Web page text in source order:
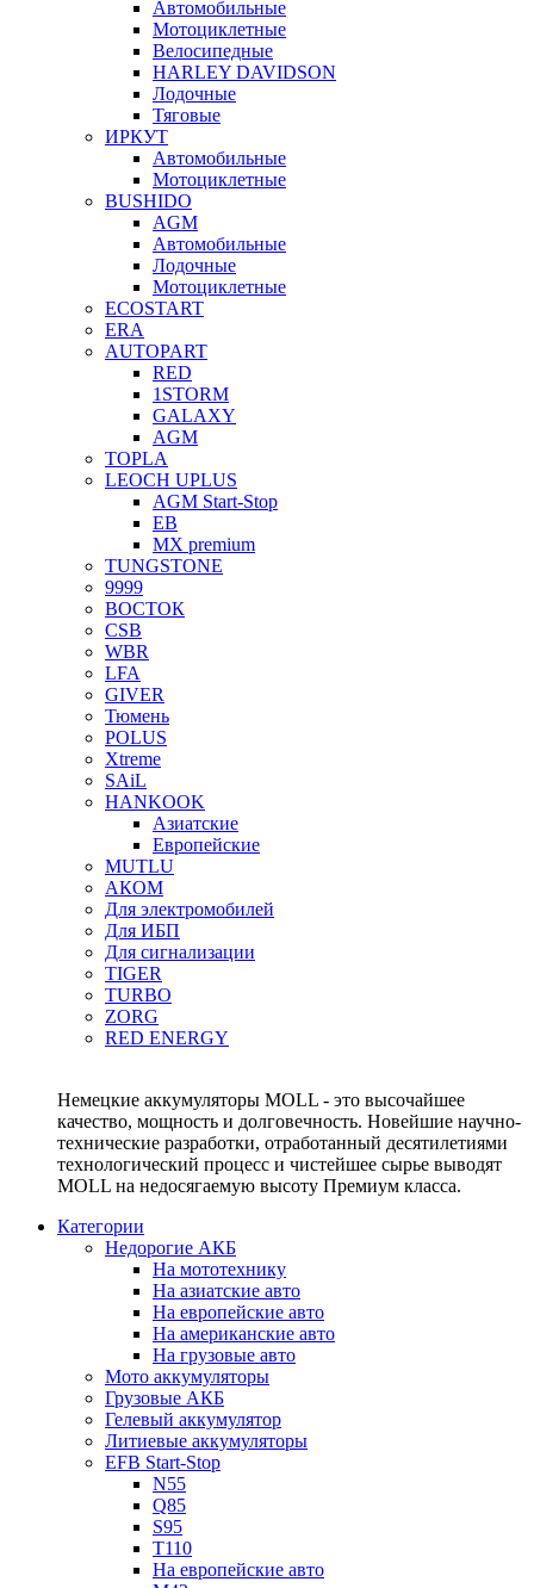
Автомобильные
Мотоциклетные
Велосипедные
HARLEY DAVIDSON
Лодочные
Тяговые
ИРКУТ
Автомобильные
Мотоциклетные
BUSHIDO
AGM
Автомобильные
Лодочные
Мотоциклетные
ECOSTART
ERA
AUTOPART
RED
1STORM
GALAXY
AGM
TOPLA
LEOCH UPLUS
AGM Start-Stop
EB
MX premium
TUNGSTONE
9999
ВОСТОК
CSB
WBR
LFA
GIVER
Тюмень
POLUS
Xtreme
SAiL
HANKOOK
Азиатские
Европейские
MUTLU
АКОМ
Для электромобилей
Для ИБП
Для сигнализации
TIGER
TURBO
ZORG
RED ENERGY
Немецкие аккумуляторы MOLL - это высочайшее
качество, мощность и долговечность. Новейшие научно-
технические разработки, отработанный десятилетиями
технологический процесс и чистейшее сырье выводят
MOLL на недосягаемую высоту Премиум класса.
Категории
Недорогие АКБ
На мототехнику
На азиатские авто
На европейские авто
На американские авто
На грузовые авто
Мото аккумуляторы
Грузовые АКБ
Гелевый аккумулятор
Литиевые аккумуляторы
EFB Start-Stop
N55
Q85
S95
T110
На европейские авто